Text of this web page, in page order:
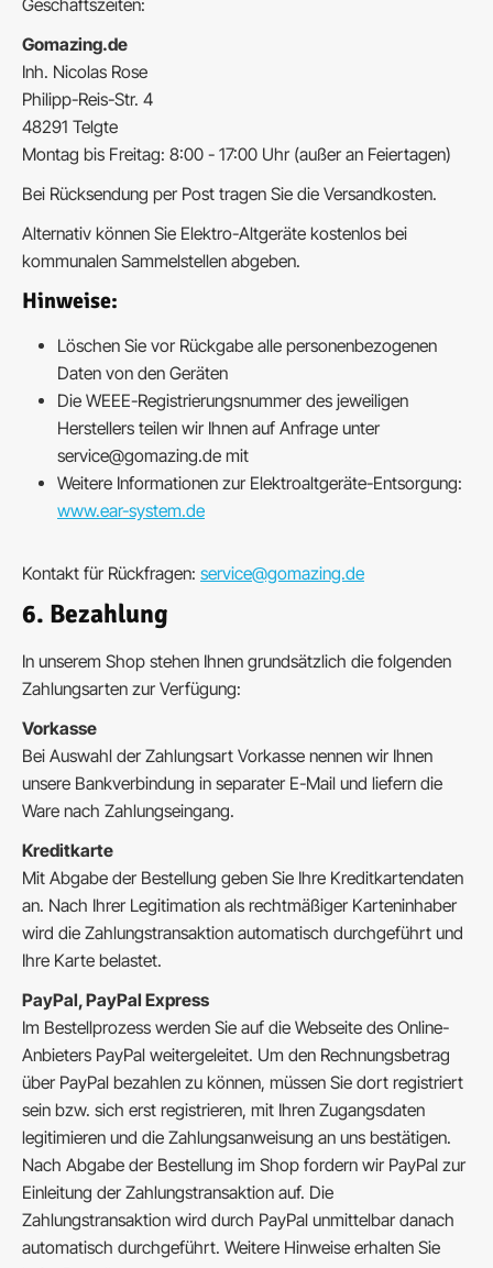
Geschäftszeiten:
Gomazing.de
Inh. Nicolas Rose
Philipp-Reis-Str. 4
48291 Telgte
Montag bis Freitag: 8:00 - 17:00 Uhr (außer an Feiertagen)
Bei Rücksendung per Post tragen Sie die Versandkosten.
Alternativ können Sie Elektro-Altgeräte kostenlos bei
kommunalen Sammelstellen abgeben.
Hinweise:
Löschen Sie vor Rückgabe alle personenbezogenen
Daten von den Geräten
Die WEEE-Registrierungsnummer des jeweiligen
Herstellers teilen wir Ihnen auf Anfrage unter
service@gomazing.de mit
Weitere Informationen zur Elektroaltgeräte-Entsorgung:
www.ear-system.de
Kontakt für Rückfragen: service@gomazing.de
6. Bezahlung
In unserem Shop stehen Ihnen grundsätzlich die folgenden
Zahlungsarten zur Verfügung:
Vorkasse
Bei Auswahl der Zahlungsart Vorkasse nennen wir Ihnen
unsere Bankverbindung in separater E-Mail und liefern die
Ware nach Zahlungseingang.
Kreditkarte
Mit Abgabe der Bestellung geben Sie Ihre Kreditkartendaten
an. Nach Ihrer Legitimation als rechtmäßiger Karteninhaber
wird die Zahlungstransaktion automatisch durchgeführt und
Ihre Karte belastet.
PayPal, PayPal Express
Im Bestellprozess werden Sie auf die Webseite des Online-
Anbieters PayPal weitergeleitet. Um den Rechnungsbetrag
über PayPal bezahlen zu können, müssen Sie dort registriert
sein bzw. sich erst registrieren, mit Ihren Zugangsdaten
legitimieren und die Zahlungsanweisung an uns bestätigen.
Nach Abgabe der Bestellung im Shop fordern wir PayPal zur
Einleitung der Zahlungstransaktion auf. Die
Zahlungstransaktion wird durch PayPal unmittelbar danach
automatisch durchgeführt. Weitere Hinweise erhalten Sie